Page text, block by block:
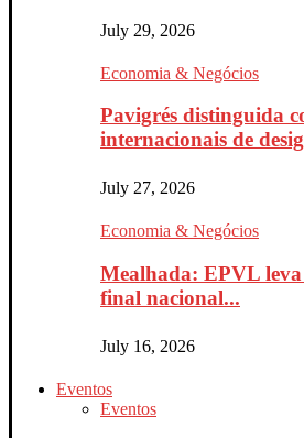
July 29, 2026
Economia & Negócios
Pavigrés distinguida
internacionais de
July 27, 2026
Economia & Negócios
Mealhada: EPVL
final nacional...
July 16, 2026
Eventos
Eventos